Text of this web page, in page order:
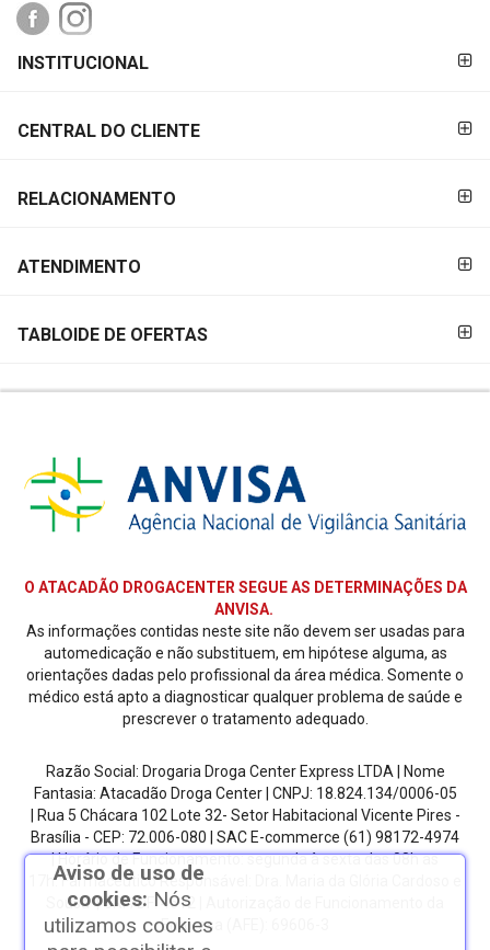
PAGAMENTO
INSTITUCIONAL
CENTRAL DO CLIENTE
RELACIONAMENTO
ATENDIMENTO
TABLOIDE DE OFERTAS
O ATACADÃO DROGACENTER SEGUE AS DETERMINAÇÕES DA
ANVISA.
As informações contidas neste site não devem ser usadas para
automedicação e não substituem, em hipótese alguma, as
orientações dadas pelo profissional da área médica. Somente o
médico está apto a diagnosticar qualquer problema de saúde e
prescrever o tratamento adequado.
Razão Social: Drogaria Droga Center Express LTDA | Nome
Fantasia: Atacadão Droga Center | CNPJ: 18.824.134/0006-05
| Rua 5 Chácara 102 Lote 32- Setor Habitacional Vicente Pires -
Brasília - CEP: 72.006-080
| SAC E-commerce (61) 98172-4974
| Horário de Funcionamento: segunda à sexta das 08h as
17h.Farmacêutico Responsável: Dra. Maria da Glória Cardoso e
Sousa | CRF/DF: 4612 | Autorização de Funcionamento da
Empresa (AFE): 69606-3
Aviso de uso de
cookies: Nós
utilizamos cookies